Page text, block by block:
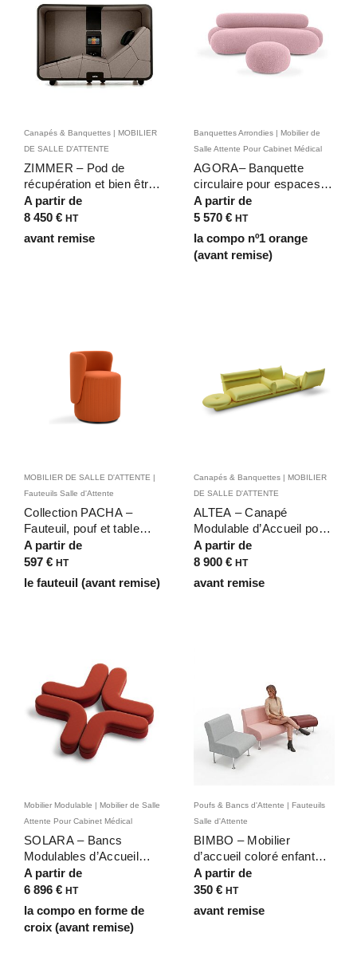
Canapés & Banquettes | MOBILIER
DE SALLE D'ATTENTE
ZIMMER – Pod de
récupération et bien être
avec technologie
vibratoire pour espaces
de travail
A partir de
8 450 € HT
avant remise
Banquettes Arrondies | Mobilier de
Salle Attente Pour Cabinet Médical
AGORA– Banquette
circulaire pour espaces
d’attente contemporains
A partir de
5 570 € HT
la compo nº1 orange
(avant remise)
MOBILIER DE SALLE D'ATTENTE |
Fauteuils Salle d'Attente
Collection PACHA –
Fauteuil, pouf et table
basse au design rond
pour bars, discothèques,
salons de thé et espaces
A partir de
597 € HT
le fauteuil (avant remise)
Canapés & Banquettes | MOBILIER
DE SALLE D'ATTENTE
ALTEA – Canapé
Modulable d’Accueil pour
Espaces Professionnels
et Publics
A partir de
8 900 € HT
avant remise
Mobilier Modulable | Mobilier de Salle
Attente Pour Cabinet Médical
SOLARA – Bancs
Modulables d’Accueil
pour Espaces Publics et
Professionnels
A partir de
6 896 € HT
la compo en forme de
croix (avant remise)
Poufs & Bancs d'Attente | Fauteuils
Salle d'Attente
BIMBO – Mobilier
d’accueil coloré enfant
pour espaces publics
A partir de
350 € HT
avant remise